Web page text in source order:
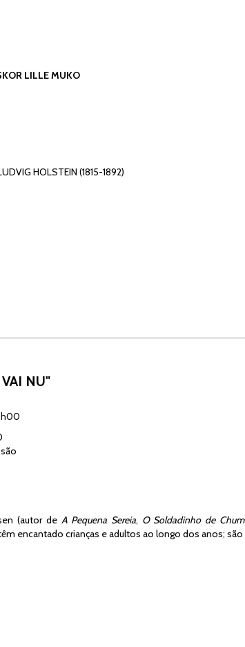
LILLE MUKO
HOLSTEIN (1815-1892)
NU"
(autor de A Pequena Sereia, O Soldadinho de
encantado crianças e adultos ao longo dos anos;